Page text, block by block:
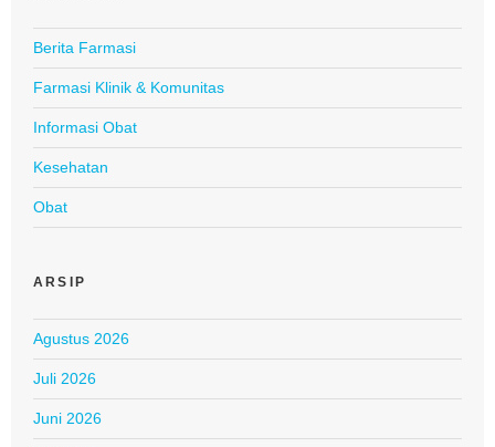
Berita Farmasi
Farmasi Klinik & Komunitas
Informasi Obat
Kesehatan
Obat
ARSIP
Agustus 2026
Juli 2026
Juni 2026